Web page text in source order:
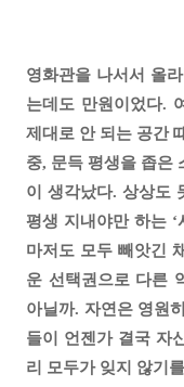
영화관을 나서서 올
는데도 만원이었다.
제대로 안 되는 공간
중, 문득 평생을 좁은
이 생각났다. 상상도
평생 지내야만 하는
마저도 모두 빼앗긴
운 선택권으로 다른
아닐까. 자연은 영원
들이 언젠가 결국 자
리 모두가 잊지 않기